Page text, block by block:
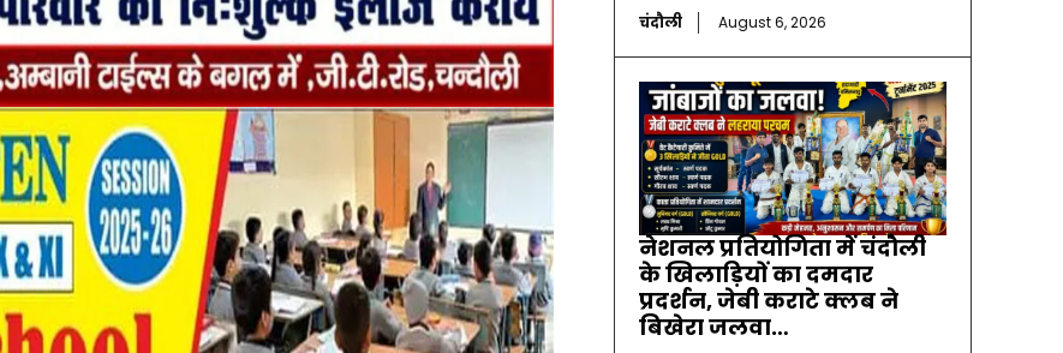
चंदौली August 6, 2026
नेशनल प्रतियोगिता में चंदौली
के खिलाड़ियों का दमदार
प्रदर्शन, जेबी कराटे क्लब ने
बिखेरा जलवा…